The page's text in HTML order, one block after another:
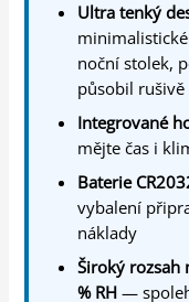
Ultra tenký
noční stolek,
působil rušivě
Integrované
mějte čas i
Baterie
vybalení
náklady
Široký rozsah
% RH —